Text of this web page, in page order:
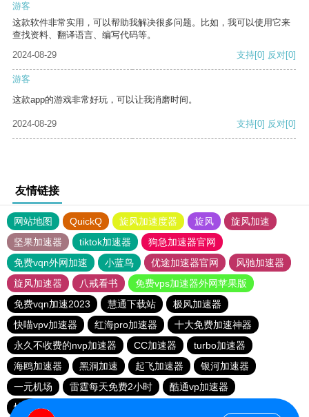
游客
这款软件非常实用，可以帮助我解决很多问题。比如，我可以使用它来
查找资料、翻译语言、编写代码等。
2024-08-29
支持[0] 反对[0]
游客
这款app的游戏非常好玩，可以让我消磨时间。
2024-08-29 支持[0] 反对[0]
友情链接
网站地图 QuickQ 旋风加速度器 旋风
旋风加速
坚果加速器
tiktok加速器
狗急加速器官网
免费vqn外网加速
小蓝鸟 优途加速器官网
风驰加速器
旋风加速器
八戒看书
免费vps加速器外网苹果版
免费vqn加速2023
慧通下载站
极风加速器
快喵vpv加速器
红海pro加速器
十大免费加速神器
永久不收费的nvp加速器
CC加速器
turbo加速器
海鸥加速器
黑洞加速 起飞加速器
银河加速器
一元机场
雷霆每天免费2小时
酷通vp加速器
快喵vpv加速器